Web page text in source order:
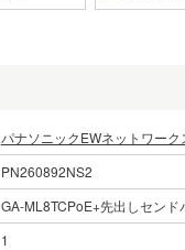
パナソニックEWネットワーク
PN260892NS2
GA-ML8TCPoE+先出しセンド
1